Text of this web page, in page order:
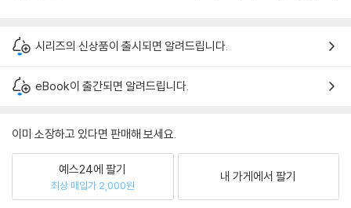
시리즈의 신상품이 출시되면 알려드립니다.
eBook이 출간되면 알려드립니다.
이미 소장하고 있다면 판매해 보세요.
예스24에 팔기
최상 매입가 2,000원
내 가게에서 팔기